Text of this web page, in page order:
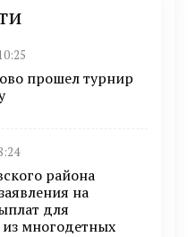
прошел турнир
района
на
для
многодетных